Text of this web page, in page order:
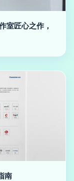
室匠心之作，
南